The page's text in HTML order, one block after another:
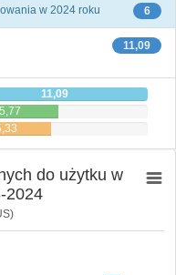
6
w 2024 roku
11,09
11,09
5,77
do użytku w
2024